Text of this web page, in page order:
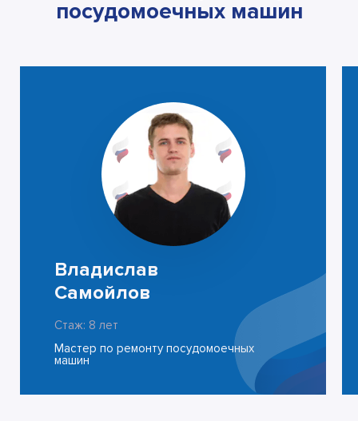
посудомоечных машин
Владислав
Самойлов
Стаж: 8 лет
Мастер по ремонту посудомоечных
машин